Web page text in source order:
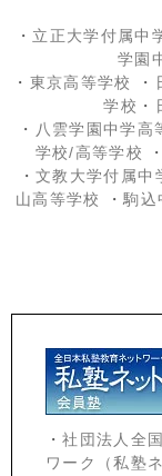
・ 立正大学付属中
学園
・ 東京高等学校 ・
学校 ・
・ 八雲学園中学高
学校/高等学校
・
・ 文教大学付属中
山高等学校
・駒込
・社団法人全
ワーク（私塾